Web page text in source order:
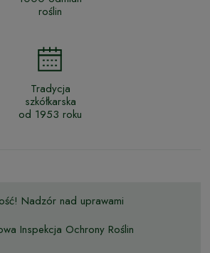
roślin
Tradycja
szkółkarska
od 1953 roku
Nadzór nad uprawami
Inspekcja Ochrony Roślin